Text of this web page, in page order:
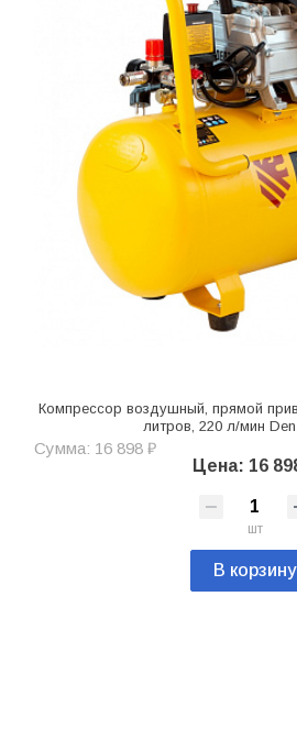
Компрессор воздушный, прямой
литров, 220 л/мин
Сумма: 16 898 ₽
Цена: 16
шт
В корзину